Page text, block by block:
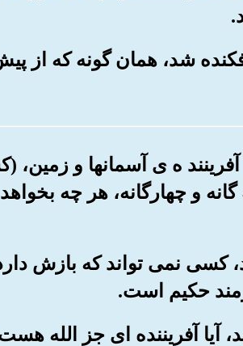
شد، همان گونه که از
ه ی آسمانها و زمین،
و چهارگانه، هر چه
کسی نمی تواند که بازش
حکیم است.
آیا آفریننده ای جز الله